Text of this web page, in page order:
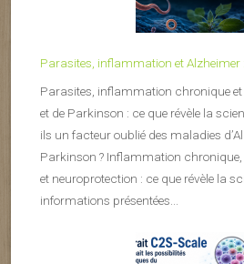
Parasites, inflammation et Alzheimer
Parasites, inflammation chronique et
et de Parkinson : ce que révèle la
ils un facteur oublié des maladies
Parkinson ? Inflammation
et neuroprotection : ce que révèle la
informations présentées...